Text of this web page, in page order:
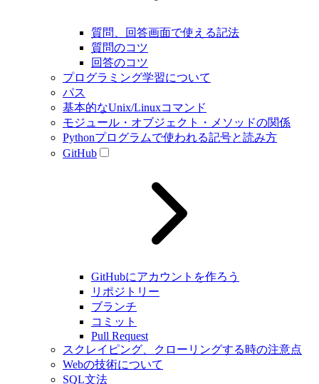
質問、回答画面で使える記法
質問のコツ
回答のコツ
プログラミング学習について
パス
基本的なUnix/Linuxコマンド
モジュール・オブジェクト・メソッドの関係
Pythonプログラムで使われる記号と読み方
GitHub
GitHubにアカウントを作ろう
リポジトリー
ブランチ
コミット
Pull Request
スクレイピング、クローリングする時の注意点
Webの技術について
SQL文法